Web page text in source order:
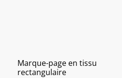
Marque-page en tissu
rectangulaire